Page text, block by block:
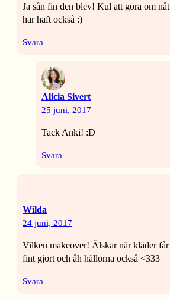
Ja sån fin den blev! Kul att göra om
har haft också :)
Svara
Alicia Sivert
25 juni, 2017
Tack Anki! :D
Svara
Wilda
24 juni, 2017
Vilken makeover! Älskar när kläder
fint gjort och åh hällorna också <333
Svara